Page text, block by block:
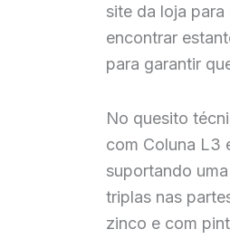
site da loja
encontrar
para garantir
No quesito
com Coluna L3
suportando
triplas nas
zinco e com